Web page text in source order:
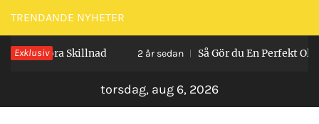
Hoppa
till
innehåll
TRENDANDE NYHETER
Exklusiv
Göra Skillnad 2 år sedan Så Gör du En Perfekt Old
torsdag, aug 6, 2026